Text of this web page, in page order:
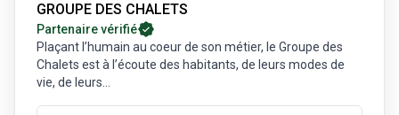
GROUPE DES CHALETS
Partenaire vérifié
Plaçant l’humain au coeur de son métier, le Groupe des
Chalets est à l’écoute des habitants, de leurs modes de
vie, de leurs